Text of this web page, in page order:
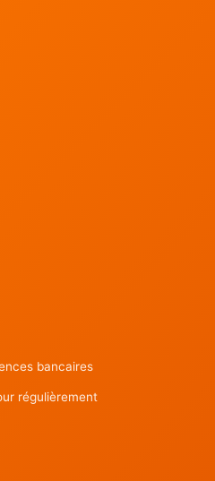
bancaires
régulièrement